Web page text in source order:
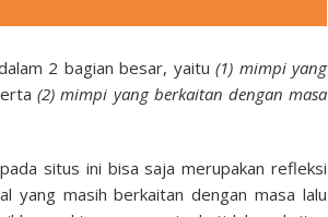
2 bagian besar, yaitu (1) mimpi yang
(2) mimpi yang berkaitan dengan masa
situs ini bisa saja merupakan refleksi
yang masih berkaitan dengan masa lalu